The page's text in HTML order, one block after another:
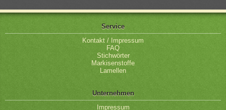
Service
Kontakt / Impressum
FAQ
Stichwörter
Markisenstoffe
Lamellen
Unternehmen
Impressum